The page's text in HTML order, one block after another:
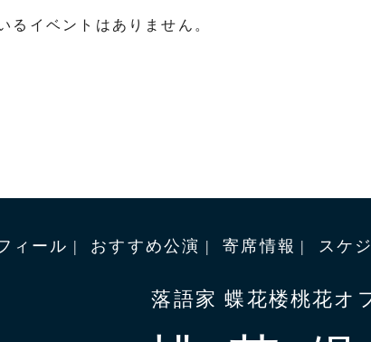
るイベントはありません。
ィール おすすめ公演 寄席情報 スケ
落語家 蝶花楼桃花オ